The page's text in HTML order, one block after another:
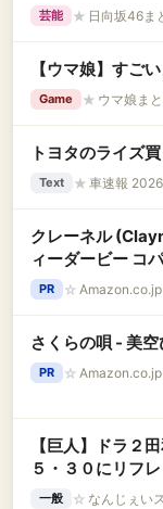
芸能 ★ 日向坂46
【ウマ娘】すご
Game ★ ウマ娘ま
トヨタのライズ
Text ★ 車速報
クレーネル
ィーダービー コ
ール PVC/ABS製
PR ☆
さくらの唄 - 美空
PR ☆
【巨人】ドラ２
５・３０にリフ
一般 ☆ なんじぇい